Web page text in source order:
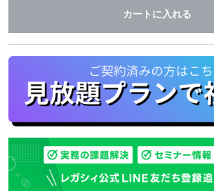
カートに入れる